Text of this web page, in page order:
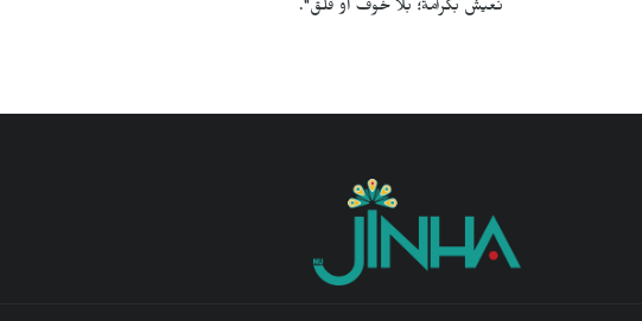
نعيش بكرامة؛ بلا خوف أو قلق".